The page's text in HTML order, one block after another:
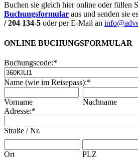
Buchen sie gleich hier online oder füllen
Buchungsformular aus und senden sie
/ 204 134-5 oder per E-Mail an
ONLINE BUCHUNGSFORMULAR
Buchungscode:*
Name (wie im Reisepass):*
Vorname
Nachname
Adresse:*
Straße / Nr.
Ort PLZ